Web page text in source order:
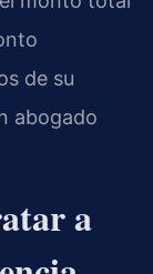
de su
abogado
a